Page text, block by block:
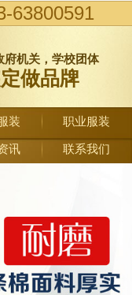
63800591
府机关，学校团体
做品牌
装 职业服装
讯 联系我们